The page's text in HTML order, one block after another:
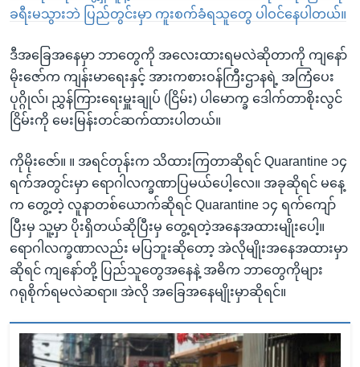
ခရီးမသွားဘဲ ပြည်တွင်းမှာ ကူးစက်ခံရသူတွေ ပါဝင်နေပါတယ်။
ဒီအခြေအနေမှာ ဘာတွေကို အလေးထားရမလဲဆိုတာကို ကျနော်
မိုးဇော်က ကျန်းမာရေးနှင့် အားကစားဝန်ကြီးဌာနရဲ့ အကြံပေး
ပုဂ္ဂိုလ်၊ ညွှန်ကြားရေးမှူးချုပ် (ငြိမ်း) ပါမောက္ခ ဒေါက်တာစိုးလွင်
ငြိမ်းကို မေးမြန်းတင်ဆက်ထားပါတယ်။
ကိုမိုးဇော်။ ။ အရင်တုန်းက သိထားကြတာဆိုရင် Quarantine ၁၄
ရက်အတွင်းမှာ ရောဂါလက္ခဏာပြမယ်ပေါ့လေ။ အခုဆိုရင် မနေ့
က တွေ့တဲ့ လူနာတစ်ယောက်ဆိုရင် Quarantine ၁၄ ရက်ကျော်
ပြီးမှ သူ့မှာ ပိုးရှိတယ်ဆိုပြီးမှ တွေ့ရတဲ့အနေအထားမျိုးပေါ့။
ရောဂါလက္ခဏာလည်း မပြဘူးဆိုတော့ အဲလိုမျိုးအနေအထားမှာ
ဆိုရင် ကျနော်တို့ ပြည်သူတွေအနေနဲ့ အဓိက ဘာတွေကိုများ
ဂရုစိုက်ရမလဲဆရာ။ အဲလို အခြေအနေမျိုးမှာဆိုရင်။